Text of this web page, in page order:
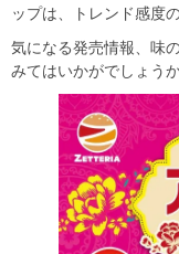
ップは、トレンド感度
気になる発売情報、味
みてはいかがでしょうか